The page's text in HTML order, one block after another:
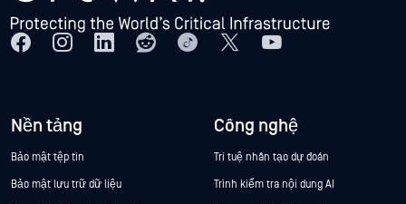
Nền tảng
Bảo mật tệp tin
Bảo mật lưu trữ dữ liệu
Công nghệ
Trí tuệ nhân tạo dự đoán
Trình kiểm tra nội dung AI